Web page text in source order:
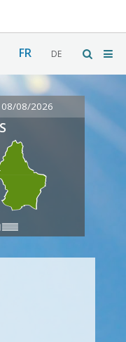
FR DE
08/08/2026